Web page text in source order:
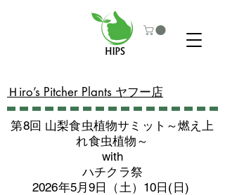
​Ｈiro’s Pitcher Plants ヤフー店
第8回 山梨食虫植物サミット～燃え上
れ食虫植物～
with
​ハチクラ祭
2026年5月9日（土）10日(日)